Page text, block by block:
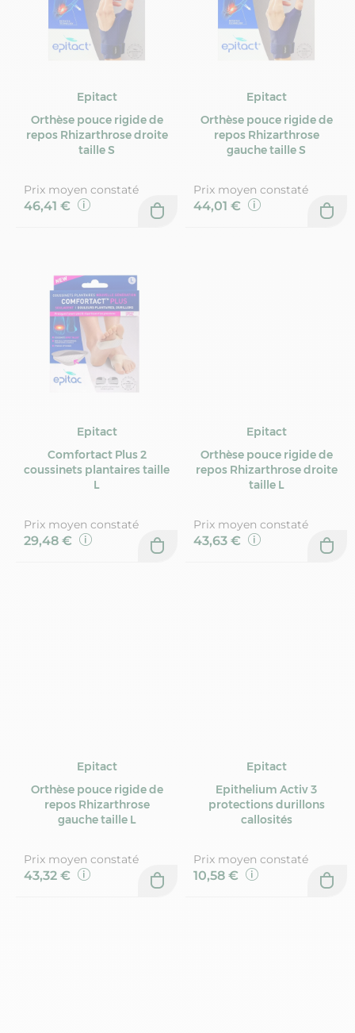
Epitact
Orthèse pouce rigide de
repos Rhizarthrose droite
taille S
Prix moyen constaté
46,41 €
Epitact
Orthèse pouce rigide de
repos Rhizarthrose
gauche taille S
Prix moyen constaté
44,01 €
Epitact
Comfortact Plus 2
coussinets plantaires taille
L
Prix moyen constaté
29,48 €
Epitact
Orthèse pouce rigide de
repos Rhizarthrose droite
taille L
Prix moyen constaté
43,63 €
Epitact
Orthèse pouce rigide de
repos Rhizarthrose
gauche taille L
Prix moyen constaté
43,32 €
Epitact
Epithelium Activ 3
protections durillons
callosités
Prix moyen constaté
10,58 €